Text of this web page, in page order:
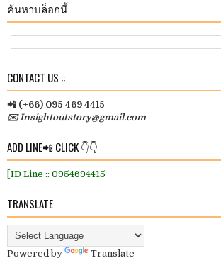
ค้นหาบล็อกนี้
CONTACT US ::
📲 (+66) 095 469 4415
✉️ Insightoutstory@gmail.com
ADD LINE📲 CLICK 👇👇
[ID Line :: 0954694415
TRANSLATE
Powered by Translate